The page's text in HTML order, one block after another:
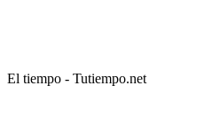
El tiempo - Tutiempo.net